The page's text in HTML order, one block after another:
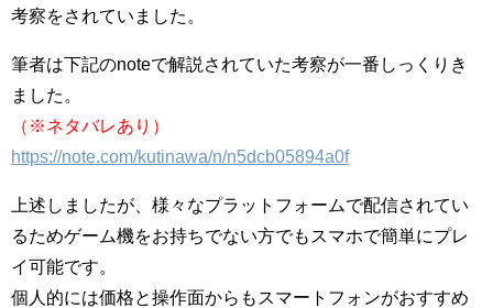
考察をされていました。
筆者は下記のnoteで解説されていた考察が一番しっくりき
ました。
（※ネタバレあり）
https://note.com/kutinawa/n/n5dcb05894a0f
上述しましたが、様々なプラットフォームで配信されてい
るためゲーム機をお持ちでない方でもスマホで簡単にプレ
イ可能です。
個人的には価格と操作面からもスマートフォンがおすすめ